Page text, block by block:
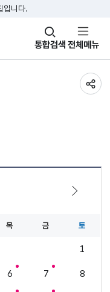
입니다.
통합검색
창
열기 전체메뉴
목 금 토
1
6 7 8